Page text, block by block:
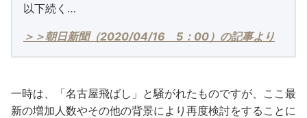
以下続く…
＞＞朝日新聞（2020/04/16 5：00）の記事より
一時は、「名古屋飛ばし」と騒がれたものですが、ここ最
新の増加人数やその他の背景により再度検討をすることに